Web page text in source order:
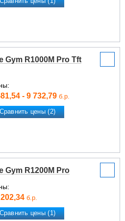
Gym R1000M Pro Tft
- 9 732,79 б.р.
цены (2)
Gym R1200M Pro
б.р.
цены (1)